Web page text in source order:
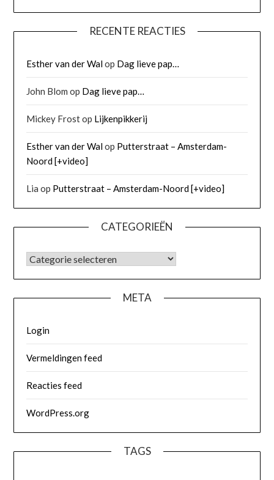
RECENTE REACTIES
Esther van der Walop Dag lieve pap…
John Blom op Dag lieve pap…
Mickey Frostop Lijkenpikkerij
Esther van der Walop Putterstraat – Amsterdam-
Noord [+video]
Lia op Putterstraat – Amsterdam-Noord [+video]
CATEGORIEËN
META
Login
Vermeldingen feed
Reacties feed
WordPress.org
TAGS